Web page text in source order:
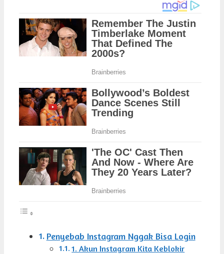
Penyebab Instagram Nggak Bisa Login
1. Akun Instagram Kita Keblokir